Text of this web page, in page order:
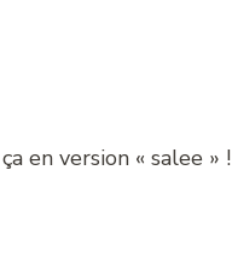
en version « salee » !